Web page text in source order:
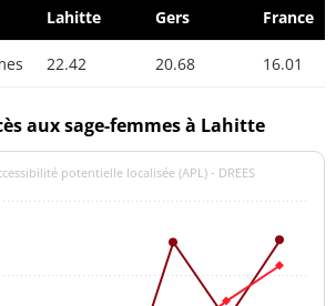
Lahitte Gers France
22.42 20.68 16.01
aux sage-femmes à Lahitte
potentielle localisée (APL) - DREES